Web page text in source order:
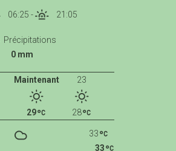
06:25 - 21:05
Précipitations
0 mm
Maintenant
29
23
28
33
33